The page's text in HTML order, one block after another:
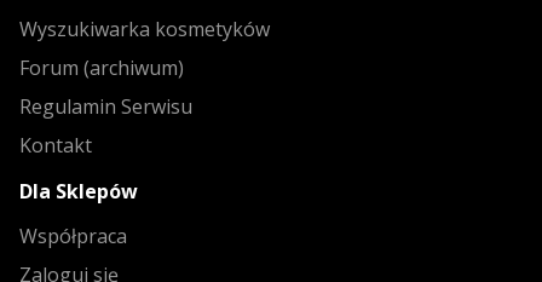
Wyszukiwarka kosmetyków
Forum (archiwum)
Regulamin Serwisu
Kontakt
Dla Sklepów
Współpraca
Zaloguj się